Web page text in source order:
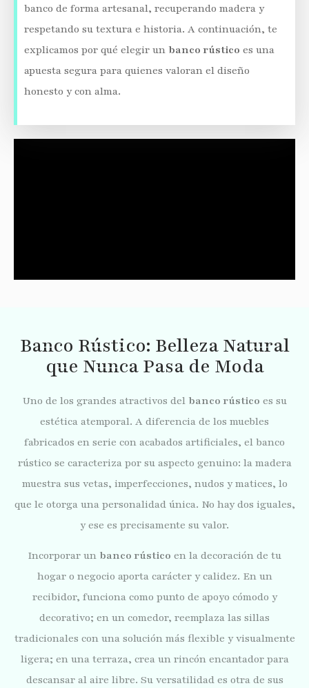
banco de forma artesanal, recuperando madera y
respetando su textura e historia. A continuación, te
explicamos por qué elegir un banco rústico es una
apuesta segura para quienes valoran el diseño
honesto y con alma.
Banco Rústico: Belleza Natural
que Nunca Pasa de Moda
Uno de los grandes atractivos del banco rústico es su
estética atemporal. A diferencia de los muebles
fabricados en serie con acabados artificiales, el banco
rústico se caracteriza por su aspecto genuino: la madera
muestra sus vetas, imperfecciones, nudos y matices, lo
que le otorga una personalidad única. No hay dos iguales,
y ese es precisamente su valor.
Incorporar un banco rústico en la decoración de tu
hogar o negocio aporta carácter y calidez. En un
recibidor, funciona como punto de apoyo cómodo y
decorativo; en un comedor, reemplaza las sillas
tradicionales con una solución más flexible y visualmente
ligera; en una terraza, crea un rincón encantador para
descansar al aire libre. Su versatilidad es otra de sus